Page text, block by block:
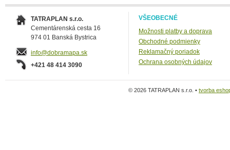
TATRAPLAN s.r.o.
Cementárenská cesta 16
974 01 Banská Bystrica
info@dobramapa.sk
+421 48 414 3090
VŠEOBECNÉ
Možnosti platby a doprava
Obchodné podmienky
Reklamačný poriadok
Ochrana osobných údajov
© 2026 TATRAPLAN s.r.o. • tvorba